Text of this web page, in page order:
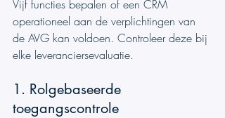
Vijf functies bepalen of een CRM
operationeel aan de verplichtingen van
de AVG kan voldoen. Controleer deze bij
elke leveranciersevaluatie.
1. Rolgebaseerde
toegangscontrole